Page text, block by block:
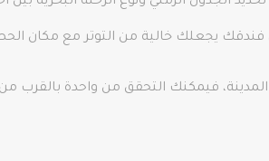
فندقك يجعلك خالية من التوتر مع مكان
فيمكنك التحقق من واحدة بالقرب